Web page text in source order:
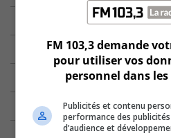
FM 103,3 demande
pour utiliser vos
personnel dans
Publicités et contenu
performance des
d’audience et